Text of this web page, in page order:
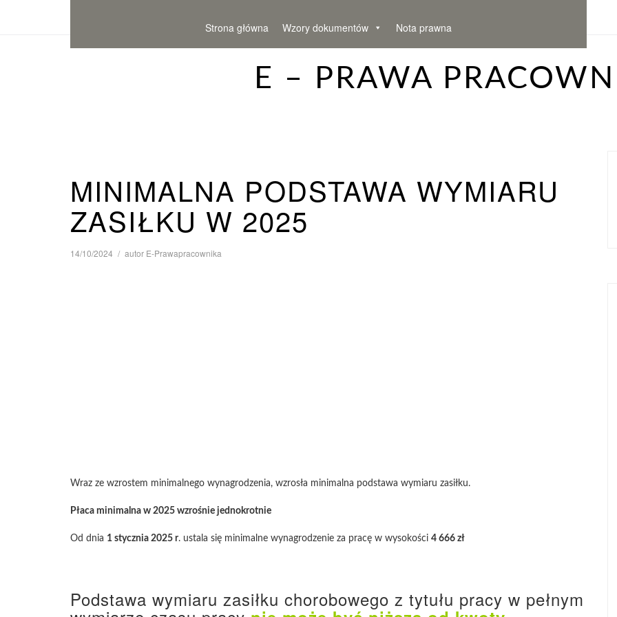
Strona główna Wzory dokumentów Nota prawna
E – PRAWA
MINIMALNA PODSTAWA WYMIARU
ZASIŁKU W 2025
14/10/2024 autor E-Prawapracownika
Wraz ze wzrostem minimalnego wynagrodzenia, wzrosła minimalna podstawa wymiaru zasiłku.
Płaca minimalna w 2025 wzrośnie jednokrotnie
Od dnia 1 stycznia 2025 r. ustala się minimalne wynagrodzenie za pracę w wysokości 4 666 zł
Podstawa wymiaru zasiłku chorobowego z tytułu pracy w pełnym